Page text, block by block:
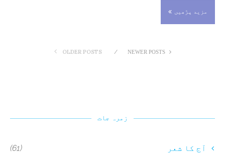
مزید پڑھیں
NEWER POSTS
OLDER POSTS
زمرہ جات
آج کا شعر (61)